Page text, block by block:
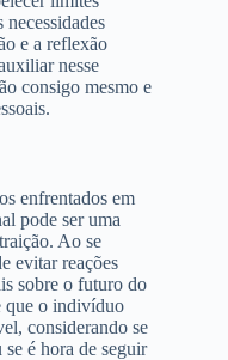
necessidades
e a reflexão
nesse
consigo mesmo e
enfrentados em
pode ser uma
Ao se
evitar reações
sobre o futuro do
que o indivíduo
considerando se
é hora de seguir